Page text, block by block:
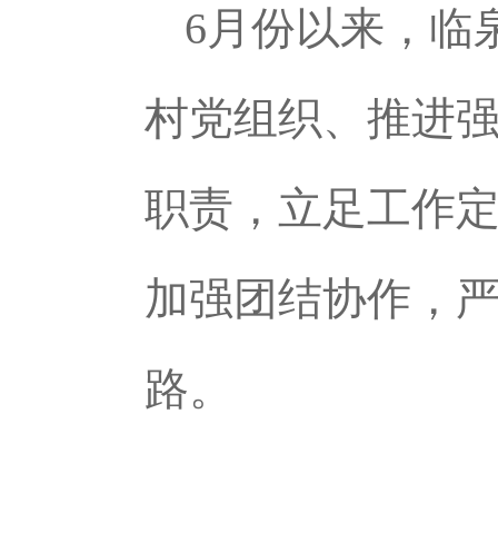
6月份以来，临
村党组织、推进
职责，立足工作
加强团结协作，
路。